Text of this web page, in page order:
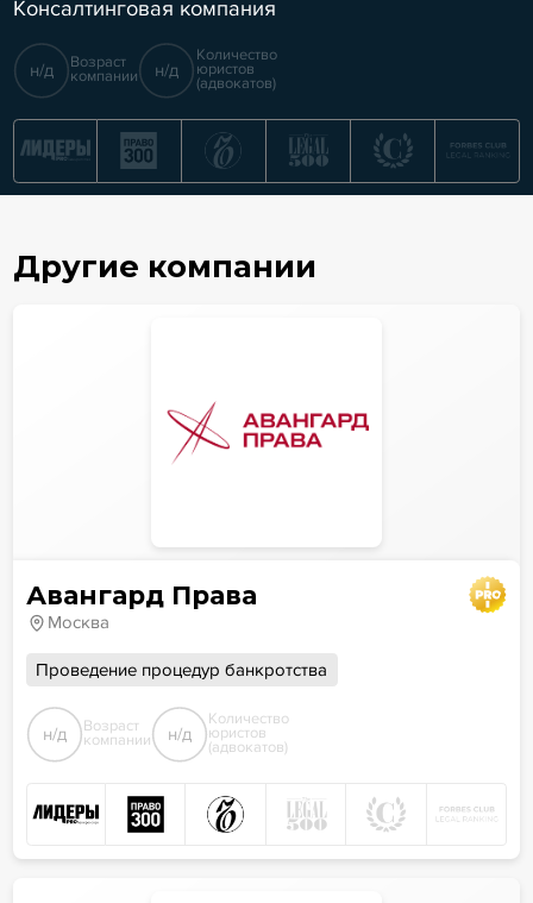
Консалтинговая компания
н/д Возраст
компании н/д
Количество
юристов
(адвокатов)
Другие компании
Авангард Права
Москва
Проведение процедур банкротства
н/д Возраст
компании н/д
Количество
юристов
(адвокатов)